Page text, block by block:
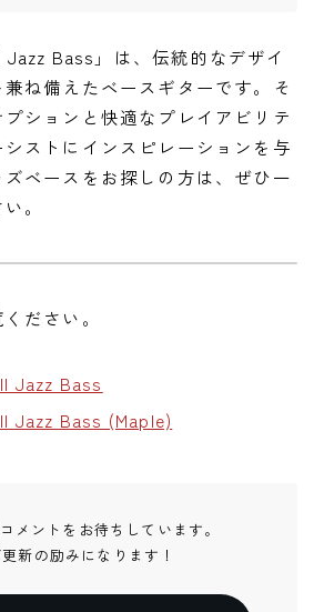
Bass」は、伝統的なデザイ
ね備えたベースギターです。そ
ションと快適なプレイアビリテ
ストにインスピレーションを与
ベースをお探しの方は、ぜひ一
。
ださい。
Jazz Bass
Jazz Bass (Maple)
メントをお待ちしています。
新の励みになります！